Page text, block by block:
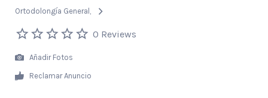
Ortodolongía General
0 Reviews
Añadir Fotos
Reclamar Anuncio